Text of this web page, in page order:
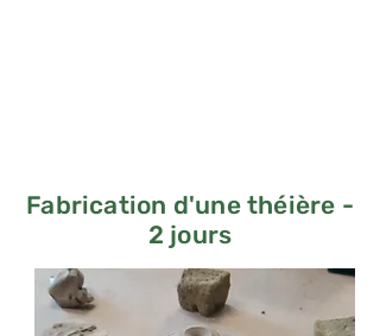
Fabrication d'une théière -
2 jours